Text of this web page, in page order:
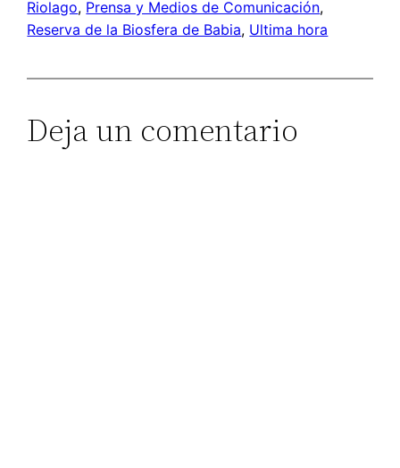
Riolago, Prensa y Medios de Comunicación
Reserva de la Biosfera de Babia, Ultima hora
Deja un comentario